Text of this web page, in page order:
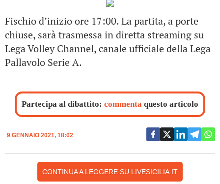
Fischio d’inizio ore 17:00. La partita, a porte
chiuse, sarà trasmessa in diretta streaming su
Lega Volley Channel, canale ufficiale della Lega
Pallavolo Serie A.
Partecipa al dibattito: commenta questo articolo
9 GENNAIO 2021, 18:02
CONTINUA A LEGGERE SU LIVESICILIA.IT